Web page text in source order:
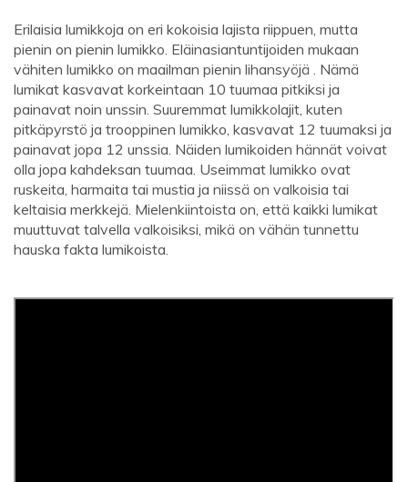
Erilaisia ​​lumikkoja on eri kokoisia lajista riippuen, mutta
pienin on pienin lumikko. Eläinasiantuntijoiden mukaan
vähiten lumikko on maailman pienin lihansyöjä . Nämä
lumikat kasvavat korkeintaan 10 tuumaa pitkiksi ja
painavat noin unssin. Suuremmat lumikkolajit, kuten
pitkäpyrstö ja trooppinen lumikko, kasvavat 12 tuumaksi ja
painavat jopa 12 unssia. Näiden lumikoiden hännät voivat
olla jopa kahdeksan tuumaa. Useimmat lumikko ovat
ruskeita, harmaita tai mustia ja niissä on valkoisia tai
keltaisia ​​merkkejä. Mielenkiintoista on, että kaikki lumikat
muuttuvat talvella valkoisiksi, mikä on vähän tunnettu
hauska fakta lumikoista.